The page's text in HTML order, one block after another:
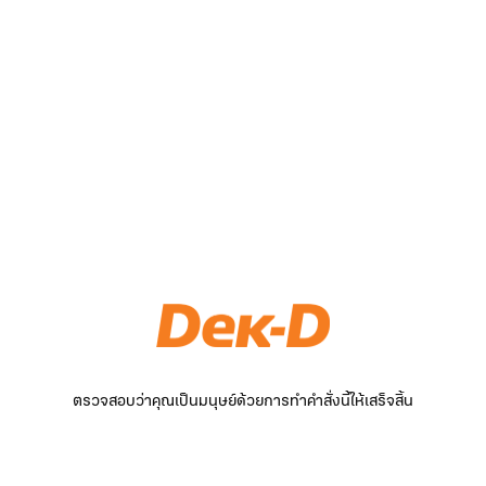
ตรวจสอบว่าคุณเป็นมนุษย์ด้วยการทำคำสั่งนี้ให้เสร็จสิ้น